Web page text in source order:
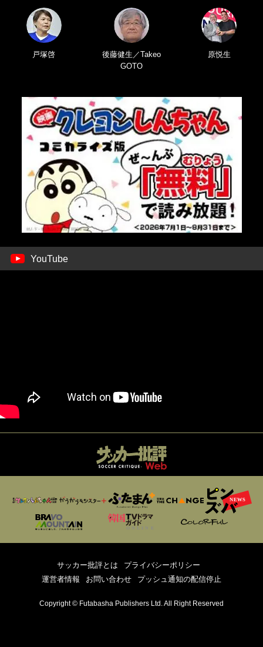
戸塚啓
後藤健生／Takeo
GOTO
原悦生
YouTube
サッカー批評とは
プライバシーポリシー
運営者情報
お問い合わせ プッシュ通知の配信停止
Copyright © Futabasha Publishers Ltd. All Right Reserved